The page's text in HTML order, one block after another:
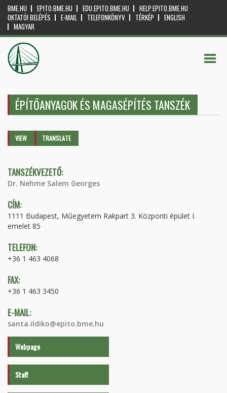
BME.HU EPITO.BME.HU EDU.EPITO.BME.HU
HELP.EPITO.BME.HU
OKTATÓI BELÉPÉS
E-MAIL TELEFONKÖNYV TÉRKÉP
ENGLISH
MAGYAR
ÉPÍTŐANYAGOK ÉS MAGASÉPÍTÉS TANSZÉK
Primary tabs
VIEW (ACTIVETRANSLATE
TANSZÉKVEZETŐ:
Dr. Nehme Salem Georges
CÍM:
1111 Budapest, Műegyetem Rakpart 3. Központi épület I.
emelet 85
TELEFON:
+36 1 463 4068
FAX:
+36 1 463 3450
E-MAIL:
santa.ildiko@epito.bme.hu
Webpage
Staff